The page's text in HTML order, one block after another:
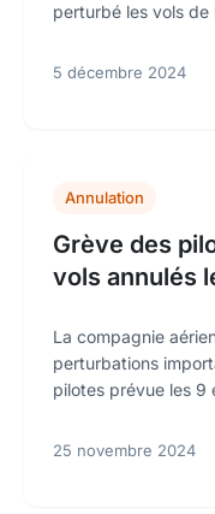
perturbé les vols de
5 décembre 2024
Annulation
Grève des
vols annulés
La compagnie
perturbations
pilotes prévue les 9
25 novembre 2024